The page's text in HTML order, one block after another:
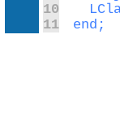
10
11
end;